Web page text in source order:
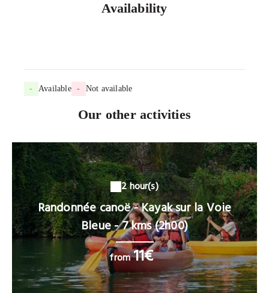
Availability
- Available - Not available
Our other activities
2 hour(s)
Randonnée canoë - Kayak sur la Voie
Bleue - 7 kms (2h00)
from11€